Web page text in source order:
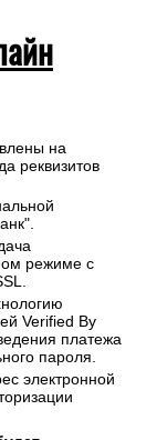
на
реквизитов
режиме с
Verified By
платежа
пароля.
электронной